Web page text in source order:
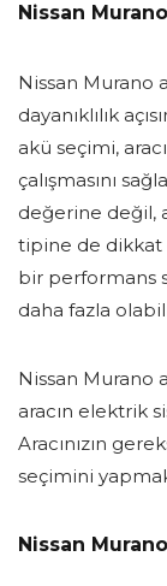
Nissan
Nissan Murano
dayanıklılık
akü seçimi,
çalışmasını
değerine değil,
tipine de dikkat
bir performans
daha fazla
Nissan Murano
aracın elektrik
Aracınızın
seçimini
Nissan